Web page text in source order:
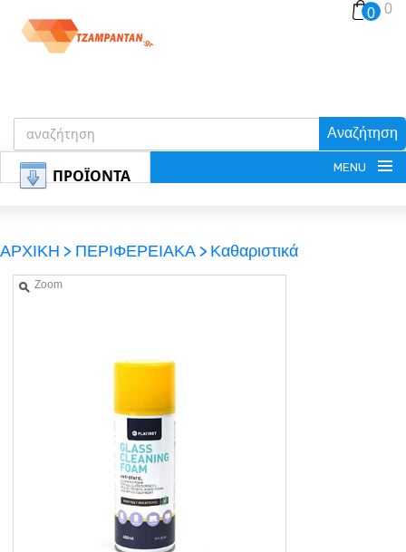
Αναζήτηση
0 0
ΠΡΟΪΟΝΤΑ MENU
ΑΡΧΙΚΗ > ΠΕΡΙΦΕΡΕΙΑΚΑ > Καθαριστικά
Zoom